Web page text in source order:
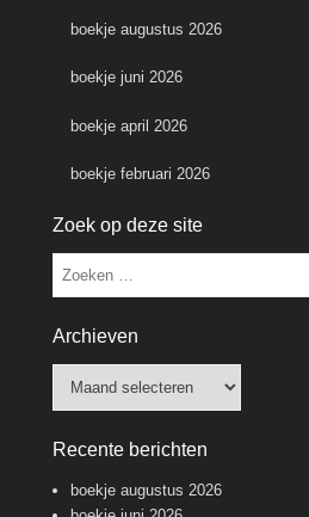
boekje augustus 2026
boekje juni 2026
boekje april 2026
boekje februari 2026
Zoek op deze site
Zoeken
Archieven
Recente berichten
boekje augustus 2026